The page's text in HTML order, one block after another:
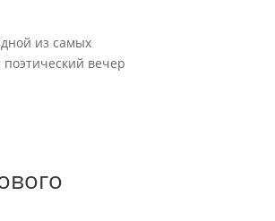
из самых
вечер